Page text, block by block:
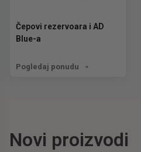
Čepovi rezervoara i AD
Blue-a
Pogledaj ponudu
Novi proizvodi